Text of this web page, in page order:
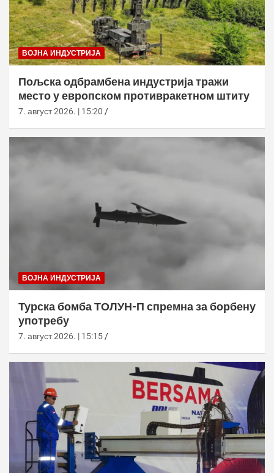
ВОЈНА ИНДУСТРИЈА
Пољска одбрамбена индустрија тражи
место у европском противракетном штиту
7. август 2026. | 15:20
ВОЈНА ИНДУСТРИЈА
Турска бомба ТОЛУН-П спремна за борбену
употребу
7. август 2026. | 15:15